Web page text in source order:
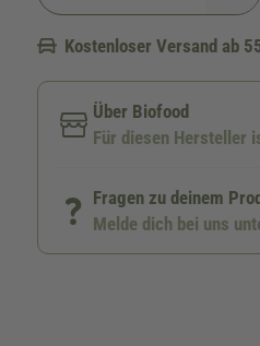
Kostenloser Versand ab
Über Biofood
Für diesen Hersteller
Fragen zu deinem
Melde dich bei uns